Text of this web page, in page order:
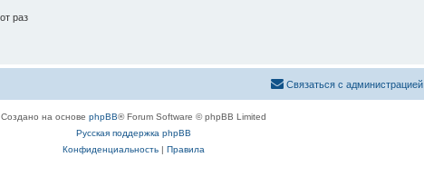
раз
Связаться с администрацией
Создано на основе phpBB® Forum Software © phpBB Limited
Русская поддержка phpBB
Конфиденциальность| Правила